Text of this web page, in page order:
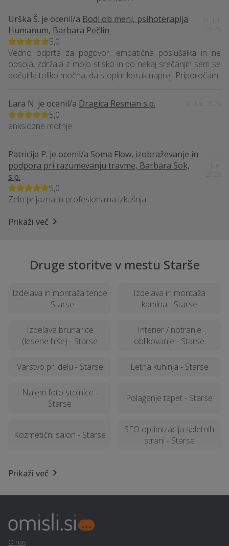
Urška Š. je ocenil/a Bodi ob meni, psihoterapija
Humanum, Barbara Pečlin
5,0
Vedno odprta za pogovor, empatična poslušalka in ne
obsoja, zdržala z mojo stisko in po nekaj srečanjih sem se
počutila toliko močna, da stopim korak naprej. Priporočam.
Lara N. je ocenil/a Dragica Resman s.p.
5,0
anksiozne motnje
Patricija P. je ocenil/a Soma Flow, izobraževanje in
podpora pri razumevanju travme, Barbara Sok,
s.p.
5,0
Zelo prijazna in profesionalna izkušnja.
Prikaži več
Druge storitve v mestu Starše
Izdelava in montaža tende
- Starse
Izdelava in montaža
kamina - Starse
Izdelava brunarice
(lesene hiše) - Starse
Interier / notranje
oblikovanje - Starse
Varstvo pri delu - Starse Letna kuhinja - Starse
Najem foto stojnice -
Starse
Polaganje tapet - Starse
Kozmetični salon - Starse
SEO optimizacija spletnih
strani - Starse
Fizioterapija - Starse
Avtokozmetika - Starse
Prikaži več
O nas